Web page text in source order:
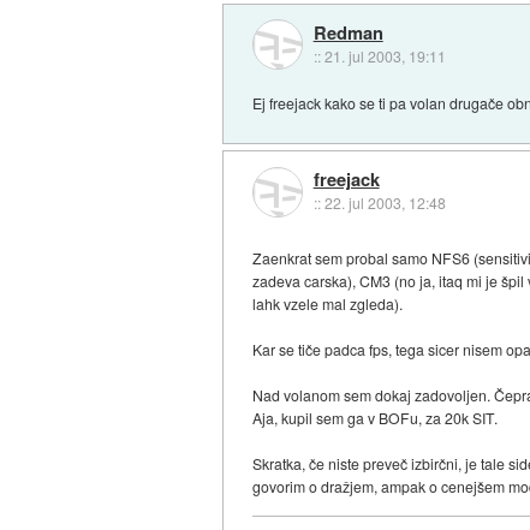
Redman
::21. jul 2003, 19:11
Ej freejack kako se ti pa volan drugače
freejack
::22. jul 2003, 12:48
Zaenkrat sem probal samo NFS6
zadeva carska), CM3 (no ja, itaq mi je
lahk vzele mal zgleda).
Kar se tiče padca fps, tega sicer nisem
Nad volanom sem dokaj zadovoljen.
Aja, kupil sem ga v BOFu, za 20k SIT.
Skratka, če niste preveč izbirčni, je tale
govorim o dražjem, ampak o cenejšem